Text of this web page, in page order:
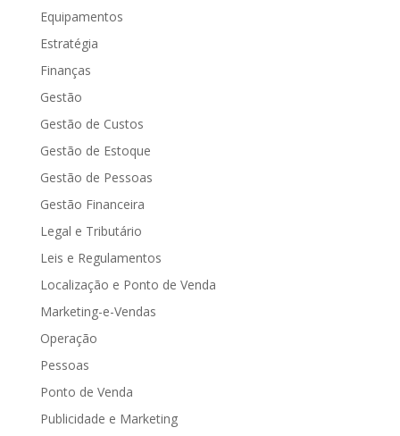
Equipamentos
Estratégia
Finanças
Gestão
Gestão de Custos
Gestão de Estoque
Gestão de Pessoas
Gestão Financeira
Legal e Tributário
Leis e Regulamentos
Localização e Ponto de Venda
Marketing-e-Vendas
Operação
Pessoas
Ponto de Venda
Publicidade e Marketing